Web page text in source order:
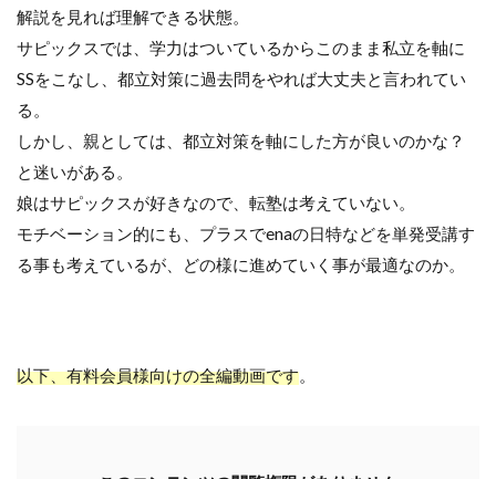
解説を見れば理解できる状態。
サピックスでは、学力はついているからこのまま私立を軸に
SSをこなし、都立対策に過去問をやれば大丈夫と言われてい
る。
しかし、親としては、都立対策を軸にした方が良いのかな？
と迷いがある。
娘はサピックスが好きなので、転塾は考えていない。
モチベーション的にも、プラスでenaの日特などを単発受講す
る事も考えているが、どの様に進めていく事が最適なのか。
以下、有料会員様向けの全編動画です。